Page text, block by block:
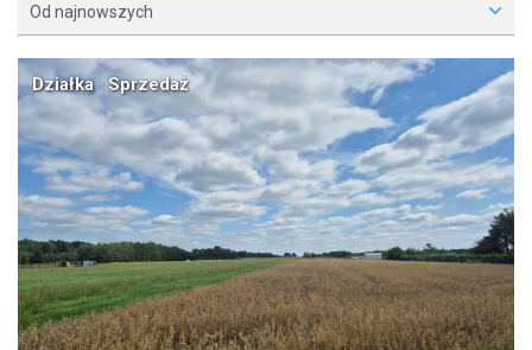
Od najnowszych
Działka · Sprzedaż